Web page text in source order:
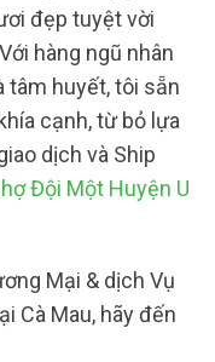
đẹp tuyệt vời
hàng ngũ nhân
tâm huyết, tôi sẵn
cạnh, từ bỏ lựa
dịch và Ship
Đội Một Huyện U
Mại & dịch Vụ
Cà Mau, hãy đến